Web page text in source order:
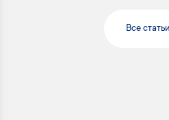
Все статьи